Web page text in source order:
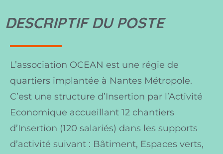
DESCRIPTIF DU POSTE
L’association OCEAN est une régie de
quartiers implantée à Nantes Métropole.
C’est une structure d’Insertion par l’Activité
Economique accueillant 12 chantiers
d’Insertion (120 salariés) dans les supports
d’activité suivant : Bâtiment, Espaces verts,